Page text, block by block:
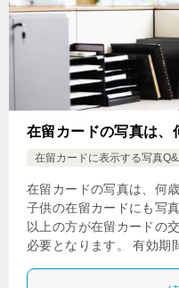
在留カードの写真は、
在留カードに表示する写真
在留カードの写真は、何
子供の在留カードにも写
以上の方が在留カードの
必要となります。 有効